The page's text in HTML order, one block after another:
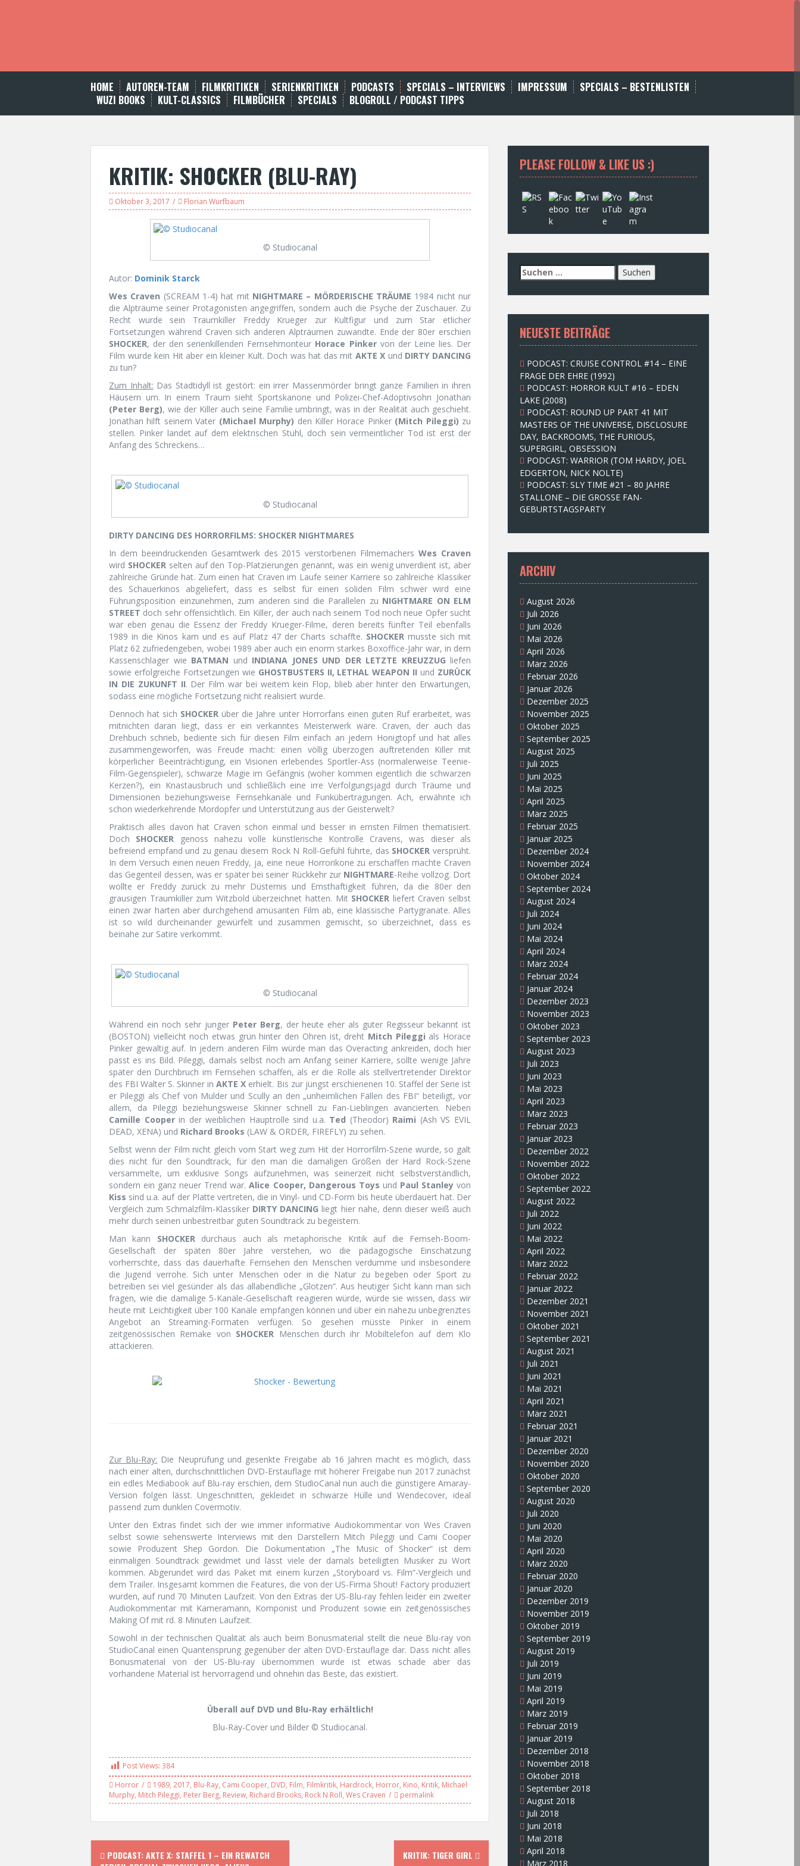
t
HOME AUTOREN-TEAM FILMKRITIKEN SERIENKRITIKEN PODCASTS SPECIALS – INTERVIEWS IMPRESSUM
SPECIALS – BESTENLISTEN
WUZI BOOKS
KULT-CLASSICS FILMBÜCHER SPECIALS BLOGROLL / PODCAST TIPPS
KRITIK: SHOCKER (BLU-RAY)
Oktober 3, 2017 Florian Wurfbaum
© Studiocanal
Autor: Dominik Starck
Wes Craven (SCREAM 1-4) hat mit NIGHTMARE – MÖRDERISCHE TRÄUME 1984 nicht nur
die Alpträume seiner Protagonisten angegriffen, sondern auch die Psyche der Zuschauer. Zu
Recht wurde sein Traumkiller Freddy Krueger zur Kultfigur und zum Star etlicher
Fortsetzungen während Craven sich anderen Alpträumen zuwandte. Ende der 80er erschien
SHOCKER, der den serienkillenden Fernsehmonteur Horace Pinkervon der Leine lies. Der
Film wurde kein Hit aber ein kleiner Kult. Doch was hat das mit AKTE X und DIRTY DANCING
zu tun?
Zum Inhalt: Das Stadtidyll ist gestört: ein irrer Massenmörder bringt ganze Familien in ihren
Häusern um. In einem Traum sieht Sportskanone und Polizei-Chef-Adoptivsohn Jonathan
(Peter Berg), wie der Killer auch seine Familie umbringt, was in der Realität auch geschieht.
Jonathan hilft seinem Vater (Michael Murphy) den Killer Horace Pinker (Mitch Pileggi) zu
stellen. Pinker landet auf dem elektrischen Stuhl, doch sein vermeintlicher Tod ist erst der
Anfang des Schreckens…
© Studiocanal
DIRTY DANCING DES HORRORFILMS: SHOCKER NIGHTMARES
In dem beeindruckenden Gesamtwerk des 2015 verstorbenen FilmemachersWes Craven
wird SHOCKERselten auf den Top-Platzierungen genannt, was ein wenig unverdient ist, aber
zahlreiche Gründe hat. Zum einen hat Craven im Laufe seiner Karriere so zahlreiche Klassiker
des Schauerkinos abgeliefert, dass es selbst für einen soliden Film schwer wird eine
Führungsposition einzunehmen, zum anderen sind die Parallelen zu NIGHTMARE ON ELM
STREET doch sehr offensichtlich. Ein Killer, der auch nach seinem Tod noch neue Opfer sucht
war eben genau die Essenz der Freddy Krueger-Filme, deren bereits fünfter Teil ebenfalls
1989 in die Kinos kam und es auf Platz 47 der Charts schaffte. SHOCKERmusste sich mit
Platz 62 zufriedengeben, wobei 1989 aber auch ein enorm starkes Boxoffice-Jahr war, in dem
Kassenschlager wie BATMAN und INDIANA JONES UND DER LETZTE KREUZZUG liefen
sowie erfolgreiche Fortsetzungen wie GHOSTBUSTERS II, LETHAL WEAPON II und ZURÜCK
IN DIE ZUKUNFT II. Der Film war bei weitem kein Flop, blieb aber hinter den Erwartungen,
sodass eine mögliche Fortsetzung nicht realisiert wurde.
Dennoch hat sich SHOCKER über die Jahre unter Horrorfans einen guten Ruf erarbeitet, was
mitnichten daran liegt, dass er ein verkanntes Meisterwerk wäre. Craven, der auch das
Drehbuch schrieb, bediente sich für diesen Film einfach an jedem Honigtopf und hat alles
zusammengeworfen, was Freude macht: einen völlig überzogen auftretenden Killer mit
körperlicher Beeinträchtigung, ein Visionen erlebendes Sportler-Ass (normalerweise Teenie-
Film-Gegenspieler), schwarze Magie im Gefängnis (woher kommen eigentlich die schwarzen
Kerzen?), ein Knastausbruch und schließlich eine irre Verfolgungsjagd durch Träume und
Dimensionen beziehungsweise Fernsehkanäle und Funkübertragungen. Ach, erwähnte ich
schon wiederkehrende Mordopfer und Unterstützung aus der Geisterwelt?
Praktisch alles davon hat Craven schon einmal und besser in ernsten Filmen thematisiert.
Doch SHOCKER genoss nahezu volle künstlerische Kontrolle Cravens, was dieser als
befreiend empfand und zu genau diesem Rock N Roll-Gefühl führte, das SHOCKER versprüht.
In dem Versuch einen neuen Freddy, ja, eine neue Horrorikone zu erschaffen machte Craven
das Gegenteil dessen, was er später bei seiner Rückkehr zur NIGHTMARE-Reihe vollzog. Dort
wollte er Freddy zurück zu mehr Düsternis und Ernsthaftigkeit führen, da die 80er den
grausigen Traumkiller zum Witzbold überzeichnet hatten. Mit SHOCKER liefert Craven selbst
einen zwar harten aber durchgehend amüsanten Film ab, eine klassische Partygranate. Alles
ist so wild durcheinander gewürfelt und zusammen gemischt, so überzeichnet, dass es
beinahe zur Satire verkommt.
© Studiocanal
Während ein noch sehr junger Peter Berg, der heute eher als guter Regisseur bekannt ist
(BOSTON) vielleicht noch etwas grün hinter den Ohren ist, dreht Mitch Pileggi als Horace
Pinker gewaltig auf. In jedem anderen Film würde man das Overacting ankreiden, doch hier
passt es ins Bild. Pileggi, damals selbst noch am Anfang seiner Karriere, sollte wenige Jahre
später den Durchbruch im Fernsehen schaffen, als er die Rolle als stellvertretender Direktor
des FBI Walter S. Skinner inAKTE X erhielt. Bis zur jüngst erschienenen 10. Staffel der Serie ist
er Pileggi als Chef von Mulder und Scully an den „unheimlichen Fällen des FBI“ beteiligt, vor
allem, da Pileggi beziehungsweise Skinner schnell zu Fan-Lieblingen avancierten. Neben
Camille Cooperin der weiblichen Hauptrolle sind u.a. Ted (Theodor) Raimi (Ash VS EVIL
DEAD, XENA) und Richard Brooks (LAW & ORDER, FIREFLY) zu sehen.
Selbst wenn der Film nicht gleich vom Start weg zum Hit der Horrorfilm-Szene wurde, so galt
dies nicht für den Soundtrack, für den man die damaligen Größen der Hard Rock-Szene
versammelte, um exklusive Songs aufzunehmen, was seinerzeit nicht selbstverständlich,
sondern ein ganz neuer Trend war.Alice Cooper, Dangerous Toys und Paul Stanleyvon
Kiss sind u.a. auf der Platte vertreten, die in Vinyl- und CD-Form bis heute überdauert hat. Der
Vergleich zum Schmalzfilm-Klassiker DIRTY DANCING liegt hier nahe, denn dieser weiß auch
mehr durch seinen unbestreitbar guten Soundtrack zu begeistern.
Man kann SHOCKER durchaus auch als metaphorische Kritik auf die Fernseh-Boom-
Gesellschaft der späten 80er Jahre verstehen, wo die pädagogische Einschätzung
vorherrschte, dass das dauerhafte Fernsehen den Menschen verdumme und insbesondere
die Jugend verrohe. Sich unter Menschen oder in die Natur zu begeben oder Sport zu
betreiben sei viel gesünder als das allabendliche „Glotzen“. Aus heutiger Sicht kann man sich
fragen, wie die damalige 5-Kanäle-Gesellschaft reagieren würde, würde sie wissen, dass wir
heute mit Leichtigkeit über 100 Kanäle empfangen können und über ein nahezu unbegrenztes
Angebot an Streaming-Formaten verfügen. So gesehen müsste Pinker in einem
zeitgenössischen Remake von SHOCKER Menschen durch ihr Mobiltelefon auf dem Klo
attackieren.
Zur Blu-Ray: Die Neuprüfung und gesenkte Freigabe ab 16 Jahren macht es möglich, dass
nach einer alten, durchschnittlichen DVD-Erstauflage mit höherer Freigabe nun 2017 zunächst
ein edles Mediabook auf Blu-ray erschien, dem StudioCanal nun auch die günstigere Amaray-
Version folgen lässt. Ungeschnitten, gekleidet in schwarze Hülle und Wendecover, ideal
passend zum dunklen Covermotiv.
Unter den Extras findet sich der wie immer informative Audiokommentar von Wes Craven
selbst sowie sehenswerte Interviews mit den Darstellern Mitch Pileggi und Cami Cooper
sowie Produzent Shep Gordon. Die Dokumentation „The Music of Shocker“ ist dem
einmaligen Soundtrack gewidmet und lässt viele der damals beteiligten Musiker zu Wort
kommen. Abgerundet wird das Paket mit einem kurzen „Storyboard vs. Film“-Vergleich und
dem Trailer. Insgesamt kommen die Features, die von der US-Firma Shout! Factory produziert
wurden, auf rund 70 Minuten Laufzeit. Von den Extras der US-Blu-ray fehlen leider ein zweiter
Audiokommentar mit Kameramann, Komponist und Produzent sowie ein zeitgenössisches
Making Of mit rd. 8 Minuten Laufzeit.
Sowohl in der technischen Qualität als auch beim Bonusmaterial stellt die neue Blu-ray von
StudioCanal einen Quantensprung gegenüber der alten DVD-Erstauflage dar. Dass nicht alles
Bonusmaterial von der US-Blu-ray übernommen wurde ist etwas schade aber das
vorhandene Material ist hervorragend und ohnehin das Beste, das existiert.
Überall auf DVD und Blu-Ray erhältlich!
Blu-Ray-Cover und Bilder © Studiocanal.
Post Views: 384
Horror
1989, 2017, Blu-Ray, Cami Cooper, DVD, Film, Filmkritik, Hardrock, Horror, Kino, Kritik, Michael
Murphy, Mitch Pileggi, Peter Berg, Review, Richard Brooks, Rock N Roll, Wes Craven permalink
PODCAST: AKTE X: STAFFEL 1 – EIN REWATCH
KRITIK: TIGER GIRL
PLEASE FOLLOW & LIKE US :)
S
u
c
e
n
n
c
h
:
NEUESTE BEITRÄGE
PODCAST: CRUISE CONTROL #14 – EINE
FRAGE DER EHRE (1992)
PODCAST: HORROR KULT #16 – EDEN
LAKE (2008)
PODCAST: ROUND UP PART 41 MIT
MASTERS OF THE UNIVERSE, DISCLOSURE
DAY, BACKROOMS, THE FURIOUS,
SUPERGIRL, OBSESSION
PODCAST: WARRIOR (TOM HARDY, JOEL
EDGERTON, NICK NOLTE)
PODCAST: SLY TIME #21 – 80 JAHRE
STALLONE – DIE GROSSE FAN-
GEBURTSTAGSPARTY
ARCHIV
August 2026
Juli 2026
Juni 2026
Mai 2026
April 2026
März 2026
Februar 2026
Januar 2026
Dezember 2025
November 2025
Oktober 2025
September 2025
August 2025
Juli 2025
Juni 2025
Mai 2025
April 2025
März 2025
Februar 2025
Januar 2025
Dezember 2024
November 2024
Oktober 2024
September 2024
August 2024
Juli 2024
Juni 2024
Mai 2024
April 2024
März 2024
Februar 2024
Januar 2024
Dezember 2023
November 2023
Oktober 2023
September 2023
August 2023
Juli 2023
Juni 2023
Mai 2023
April 2023
März 2023
Februar 2023
Januar 2023
Dezember 2022
November 2022
Oktober 2022
September 2022
August 2022
Juli 2022
Juni 2022
Mai 2022
April 2022
März 2022
Februar 2022
Januar 2022
Dezember 2021
November 2021
Oktober 2021
September 2021
August 2021
Juli 2021
Juni 2021
Mai 2021
April 2021
März 2021
Februar 2021
Januar 2021
Dezember 2020
November 2020
Oktober 2020
September 2020
August 2020
Juli 2020
Juni 2020
Mai 2020
April 2020
März 2020
Februar 2020
Januar 2020
Dezember 2019
November 2019
Oktober 2019
September 2019
August 2019
Juli 2019
Juni 2019
Mai 2019
April 2019
März 2019
Februar 2019
Januar 2019
Dezember 2018
November 2018
Oktober 2018
September 2018
August 2018
Juli 2018
Juni 2018
Mai 2018
April 2018
März 2018